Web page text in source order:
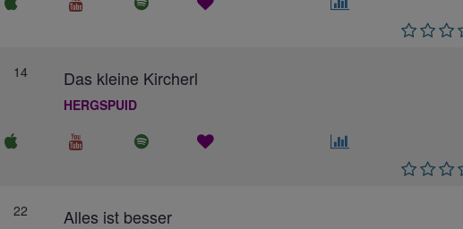
14 Das kleine Kircherl
HERGSPUID
22 Alles ist besser